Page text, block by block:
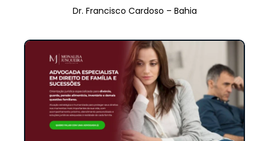
Dr. Francisco Cardoso – Bahia